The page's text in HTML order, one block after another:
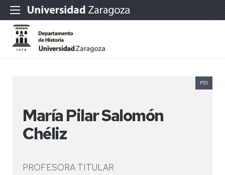
María Pilar Salomón
Chéliz
PROFESORA TITULAR
PDI